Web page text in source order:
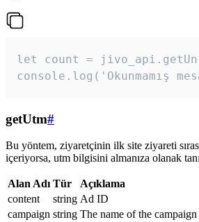
let count =
console.log('Okunmamış
getUtm#
Bu yöntem, ziyaretçinin ilk site ziyareti
içeriyorsa, utm bilgisini almanıza olanak
Alan Adı Tür
Açıklama
content
string Ad ID
campaign string The name of the campaign